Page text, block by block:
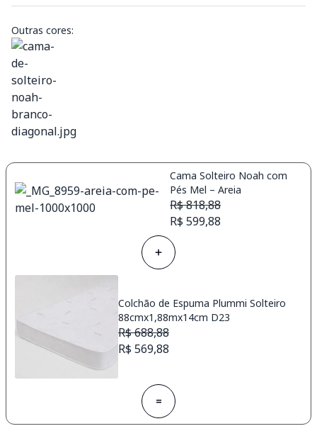
Outras cores:
Cama Solteiro Noah com
Pés Mel – Areia
R$ 818,88
R$ 599,88
Colchão de Espuma Plummi Solteiro
88cmx1,88mx14cm D23
R$ 688,88
R$ 569,88
=